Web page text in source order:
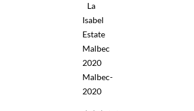
La
Isabel
Estate
Malbec
2020
Malbec-
2020